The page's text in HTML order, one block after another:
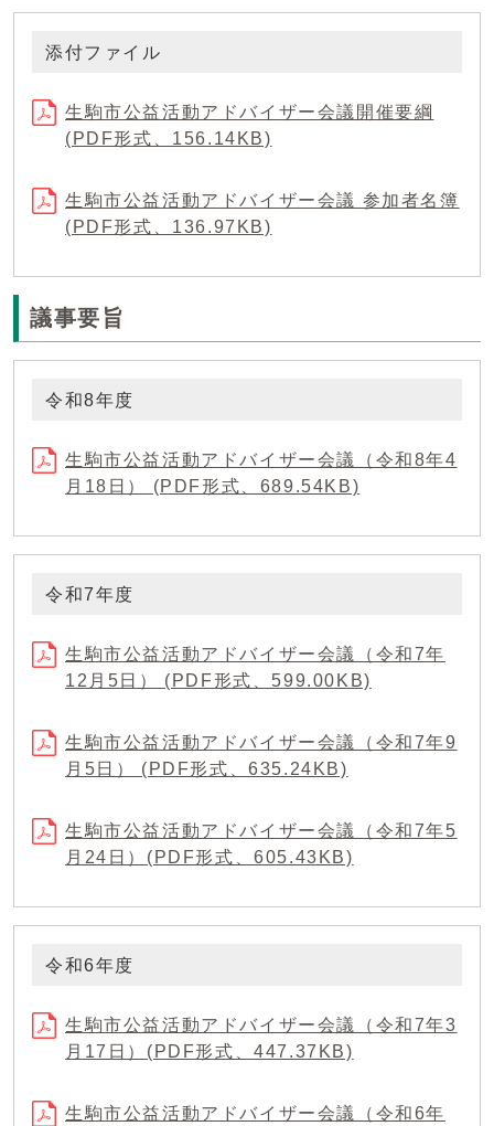
添付ファイル
生駒市公益活動アドバイザー会議開催要綱
(PDF形式、156.14KB)
生駒市公益活動アドバイザー会議 参加者名簿
(PDF形式、136.97KB)
議事要旨
令和8年度
生駒市公益活動アドバイザー会議（令和8年4
月18日） (PDF形式、689.54KB)
令和7年度
生駒市公益活動アドバイザー会議（令和7年
12月5日） (PDF形式、599.00KB)
生駒市公益活動アドバイザー会議（令和7年9
月5日） (PDF形式、635.24KB)
生駒市公益活動アドバイザー会議（令和7年5
月24日）(PDF形式、605.43KB)
令和6年度
生駒市公益活動アドバイザー会議（令和7年3
月17日）(PDF形式、447.37KB)
生駒市公益活動アドバイザー会議（令和6年